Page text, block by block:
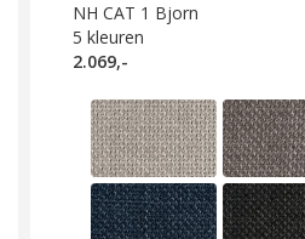
NH CAT 1 Bjorn
5 kleuren
2.069,-